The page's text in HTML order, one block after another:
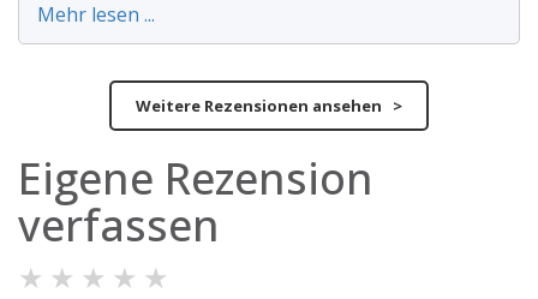
Mehr lesen ...
Weitere Rezensionen ansehen >
Eigene Rezension
verfassen
★ ★ ★ ★ ★